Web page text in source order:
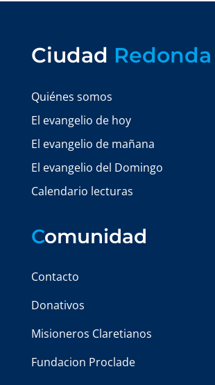
Ciudad Redonda
Quiénes somos
El evangelio de hoy
El evangelio de mañana
El evangelio del Domingo
Calendario lecturas
Comunidad
Contacto
Donativos
Misioneros Claretianos
Fundacion Proclade